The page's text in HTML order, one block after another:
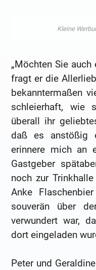
„Möchten Sie auch
fragt er die
bekanntermaßen
schleierhaft, wie
überall ihr
daß es anstößig
erinnere mich an
Gastgeber
noch zur
Anke
souverän über
verwundert war,
dort eingeladen
Peter und